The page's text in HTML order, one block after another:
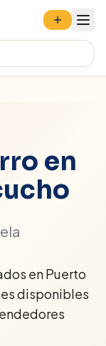
en
en Puerto
disponibles